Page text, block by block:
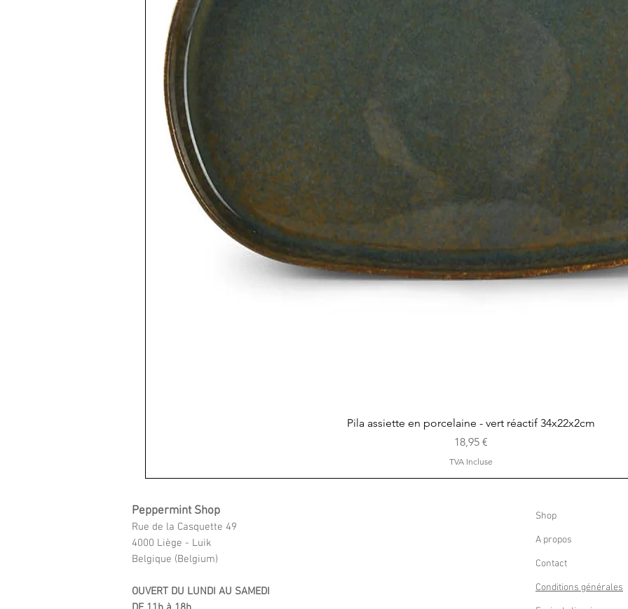
Aperçu rapide
Pila assiette en porcelaine - vert réactif 34x22x2cm
Prix
18,95 €
TVA Incluse
Peppermint Shop
Rue de la Casquette 49
4000 Liège - Luik
Belgique (Belgium)
OUVERT DU LUNDI AU SAMEDI
Shop
A propos
Contact
Conditions générales